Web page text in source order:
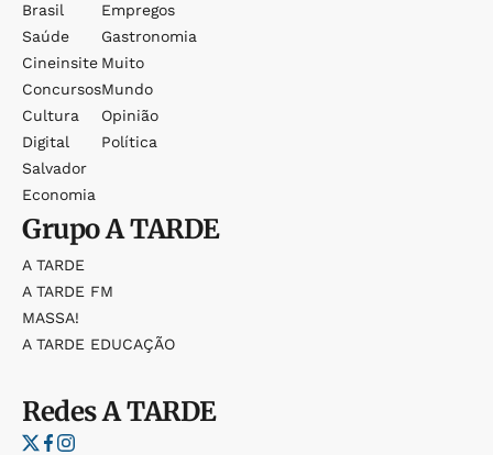
Brasil
Saúde
Cineinsite
Concursos
Cultura
Digital
Salvador
Economia
Empregos
Gastronomia
Muito
Mundo
Opinião
Política
GrupoA TARDE
A TARDE
A TARDE FM
MASSA!
A TARDE EDUCAÇÃO
RedesA TARDE